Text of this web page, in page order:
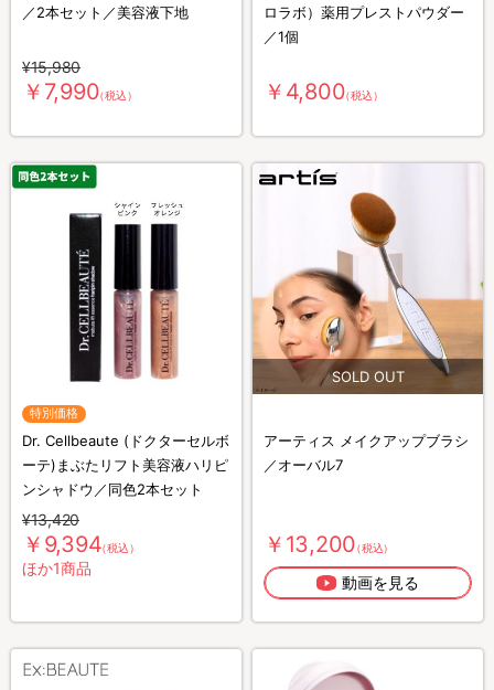
／2本セット／美容液下地
¥15,980
￥7,990（税込）
ロラボ）薬用プレストパウダー
／1個
￥4,800（税込）
特別価格
Dr. Cellbeaute (ドクターセルボ
ーテ)まぶたリフト美容液ハリピ
ンシャドウ／同色2本セット
¥13,420
￥9,394（税込）
ほか1商品
アーティス メイクアップブラシ
／オーバル7
￥13,200（税込）
動画を見る